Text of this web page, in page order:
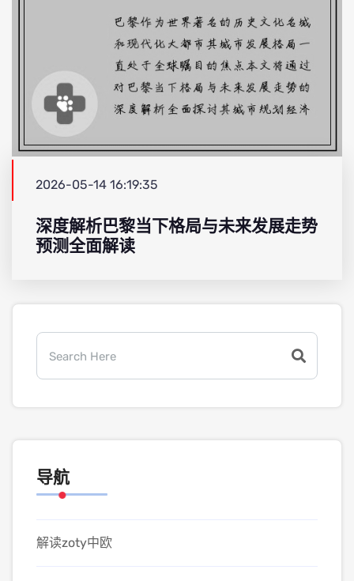
2026-05-14 16:19:35
深度解析巴黎当下格局与未来发展走势
预测全面解读
导航
解读zoty中欧